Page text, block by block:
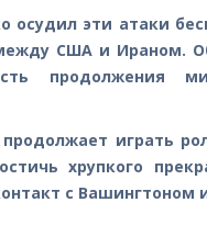
осудил эти атаки
США и Ираном.
продолжения
играть
хрупкого
с Вашингтоном